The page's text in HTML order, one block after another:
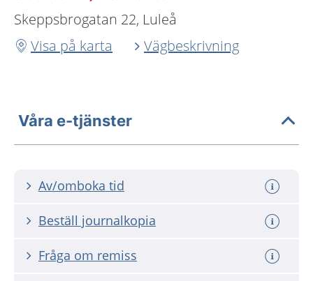
Skeppsbrogatan 22, Luleå
Visa på karta
Vägbeskrivning
Våra e-tjänster
Av/omboka tid
Beställ journalkopia
Fråga om remiss